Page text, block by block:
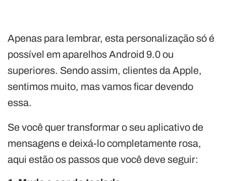
Apenas para lembrar, esta personalização só é
possível em aparelhos Android 9.0 ou
superiores. Sendo assim, clientes da Apple,
sentimos muito, mas vamos ficar devendo
essa.
Se você quer transformar o seu aplicativo de
mensagens e deixá-lo completamente rosa,
aqui estão os passos que você deve seguir: